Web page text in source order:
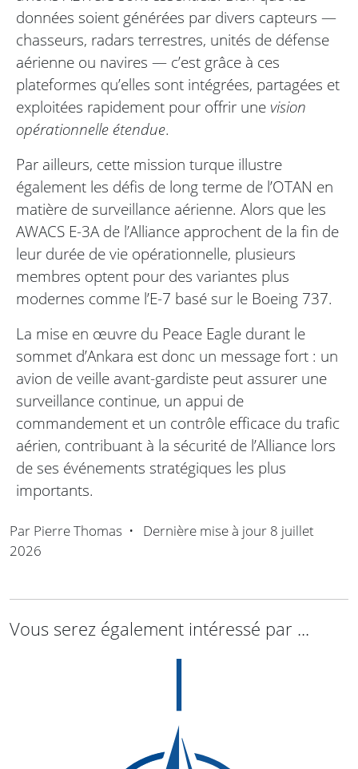
données soient générées par divers capteurs —
chasseurs, radars terrestres, unités de défense
aérienne ou navires — c’est grâce à ces
plateformes qu’elles sont intégrées, partagées et
exploitées rapidement pour offrir une vision
opérationnelle étendue.
Par ailleurs, cette mission turque illustre
également les défis de long terme de l’OTAN en
matière de surveillance aérienne. Alors que les
AWACS E-3A de l’Alliance approchent de la fin de
leur durée de vie opérationnelle, plusieurs
membres optent pour des variantes plus
modernes comme l’E-7 basé sur le Boeing 737.
La mise en œuvre du Peace Eagle durant le
sommet d’Ankara est donc un message fort : un
avion de veille avant-gardiste peut assurer une
surveillance continue, un appui de
commandement et un contrôle efficace du trafic
aérien, contribuant à la sécurité de l’Alliance lors
de ses événements stratégiques les plus
importants.
Par Pierre Thomas • Dernière mise à jour 8 juillet
2026
Vous serez également intéressé par ...